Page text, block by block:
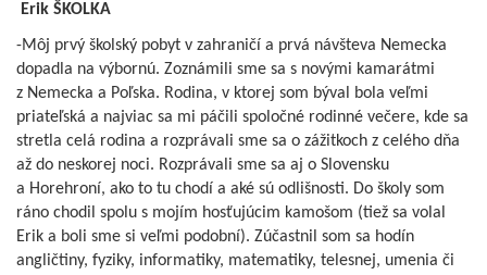
Erik ŠKOLKA
-Môj prvý školský pobyt v zahraničí a prvá návšteva Nemecka
dopadla na výbornú. Zoznámili sme sa s novými kamarátmi
z Nemecka a Poľska. Rodina, v ktorej som býval bola veľmi
priateľská a najviac sa mi páčili spoločné rodinné večere, kde sa
stretla celá rodina a rozprávali sme sa o zážitkoch z celého dňa
až do neskorej noci. Rozprávali sme sa aj o Slovensku
a Horehroní, ako to tu chodí a aké sú odlišnosti. Do školy som
ráno chodil spolu s mojím hosťujúcim kamošom (tiež sa volal
Erik a boli sme si veľmi podobní). Zúčastnil som sa hodín
angličtiny, fyziky, informatiky, matematiky, telesnej, umenia či